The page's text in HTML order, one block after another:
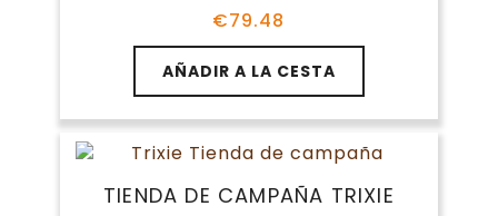
€79.48
AÑADIR A LA CESTA
TIENDA DE CAMPAÑA TRIXIE